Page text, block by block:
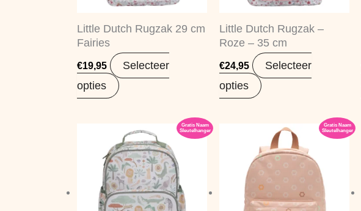
Little Dutch Rugzak 29 cm
Fairies
€19,95
Selecteer
opties
Little Dutch Rugzak –
Roze – 35 cm
€24,95
Selecteer
opties
Gratis Naam
Sleutelhanger
Gratis Naam
Sleutelhanger